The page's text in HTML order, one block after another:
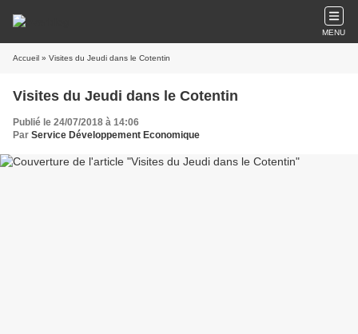
MENU
Accueil » Visites du Jeudi dans le Cotentin
Visites du Jeudi dans le Cotentin
Publié le 24/07/2018 à 14:06
Par Service Développement Economique